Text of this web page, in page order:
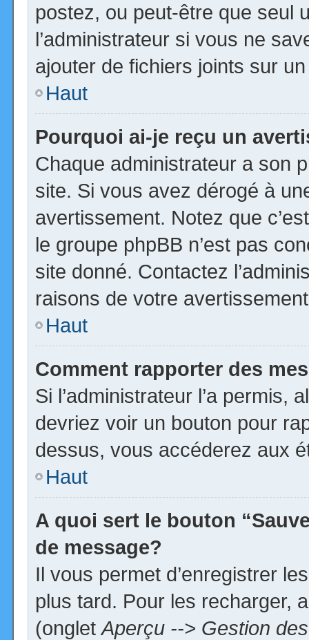
postez, ou peut-être que seul
l’administrateur si vous ne
ajouter de fichiers joints sur
Haut
Pourquoi ai-je reçu un
Chaque administrateur a son
site. Si vous avez dérogé à
avertissement. Notez que
le groupe phpBB n’est pas
site donné. Contactez
raisons de votre
Haut
Comment rapporter des
Si l’administrateur l’a permis,
devriez voir un bouton pour
dessus, vous accéderez aux
Haut
A quoi sert le bouton
de message?
Il vous permet d’enregistrer
plus tard. Pour les recharger,
(ongletAperçu --> Gestion